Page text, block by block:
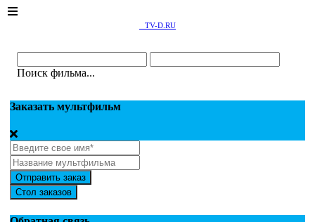
TV-D.RU
Поиск фильма...
Заказать мультфильм
Отправить заказ
Стол заказов